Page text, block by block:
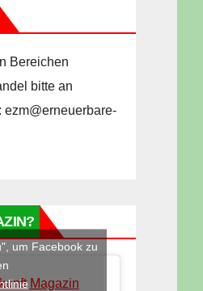
Bereichen
bitte an
Magazin
um Facebook zu